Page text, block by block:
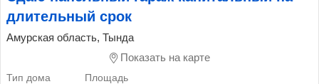
длительный срок
Амурская область, Тында
Показать на карте